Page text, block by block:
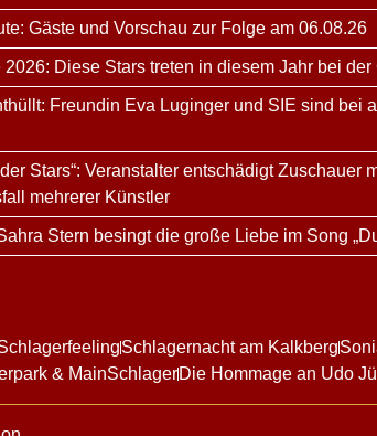
Gäste und Vorschau zur Folge am 06.08.26
Diese Stars treten in diesem Jahr bei der
Freundin Eva Luginger und SIE sind bei
Stars“: Veranstalter entschädigt Zuschauer
mehrerer Künstler
Stern besingt die große Liebe im Song
Schlagernacht am Kalkberg
& MainSchlagerDie Hommage an Udo